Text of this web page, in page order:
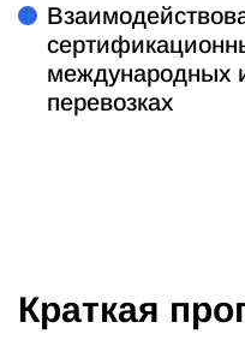
международных
перевозках
Краткая